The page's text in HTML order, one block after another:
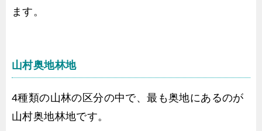
ます。
山村奥地林地
4種類の山林の区分の中で、最も奥地にあるのが
山村奥地林地です。